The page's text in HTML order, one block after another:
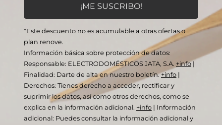
*Este descuento no es acumulable a otras ofertas o
plan renove.
Información básica sobre protección de datos:
Responsable: ELECTRODOMÉSTICOS JATA, S.A. +info |
Finalidad: Darte de alta en nuestro boletín.+info |
Derechos: Tienes derecho a acceder, rectificar y
suprimir los datos, así como otros derechos, como se
explica en la información adicional. +info | Información
adicional: Puedes consultar la información adicional y